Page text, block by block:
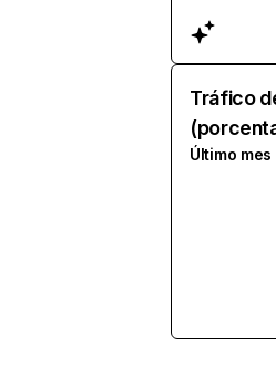
Tráfico
Último mes